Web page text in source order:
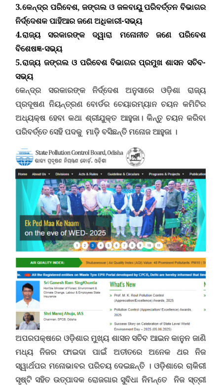
3.କେନ୍ଦ୍ର ପରିବେଶ, ଜଙ୍ଗଲ ଓ ଜଳବାୟୁ ପରିବର୍ତ୍ତନ ବିଭାଗର
ନିର୍ଦ୍ଦେଶକ ପାହିଆର ଜଣେ ଅଧିକାରୀ-ସଭ୍ୟ
4.ରାଜ୍ୟ ସରକାରଙ୍କ ଦ୍ୱାରା ମନୋନୀତ ଜଣେ ପରିବେଶ
ବିଶେଷଜ୍ଞ-ସଭ୍ୟ
5.ରାଜ୍ୟ ଜଙ୍ଗଲ ଓ ପରିବେଶ ବିଭାଗର ପ୍ରମୁଖ ଶାସନ ସଚିବ-
ସଭ୍ୟ
କେନ୍ଦ୍ର ସରକାରଙ୍କ ନିର୍ଦ୍ଦେଶ ଅନୁସାରେ ଓଡ଼ିଶା ରାଜ୍ୟ
ପ୍ରଦୂଷଣ ନିୟନ୍ତ୍ରଣ ବୋର୍ଡର ଚେୟାରମ୍ୟାନ ଚୟନ କମିଟିର
ଅଧ୍ୟକ୍ଷ ହେବା କଥା ଶ୍ରୀଯୁକ୍ତ ଆହୁଜା। କିନ୍ତୁ ଚୟନ କରିବା
ପରିବର୍ତ୍ତେ ସେହି ପଦକୁ ମାଡ଼ି ବସିଛନ୍ତି ମନୋଜ ଆହୁଜା ।
ଅପରପକ୍ଷରେ ଓଡ଼ିଶାର ମୁଖ୍ୟ ଶାସନ ସଚିବ ଆଇନ କାନୁନ ଜାଣି
ମଧ୍ୟ ନିଜର ଫାଇଦା ପାଇଁ ଅତୀତରେ ଅନେକ ଥର ନିଜ
ସ୍ୱାର୍ଥପର ମନୋଭାବର ପରିଚୟ ଦେଇଛନ୍ତି । ଓଡ଼ିଶାରେ ଚାକିରୀ
ସୃଷ୍ଟି ସହିତ ଉତ୍ପାଦକ ରୋଜଗାର ସୁବିଧା ନିମନ୍ତେ ନିଜ ସ୍ତ୍ରୀ